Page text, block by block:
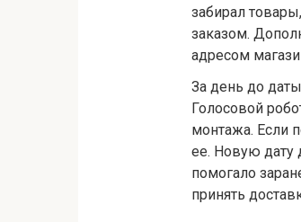
забирал
заказом.
адресом
За день до
Голосовой
монтажа. Если
ее. Новую дату
помогало
принять